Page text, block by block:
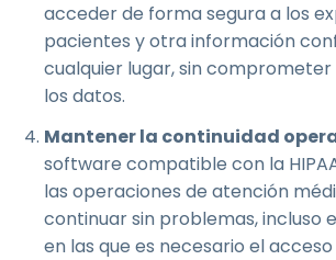
acceder de forma segura a los
pacientes y otra información
cualquier lugar, sin comprometer
los datos.
Mantener la continuidad
software compatible con la
las operaciones de atención
continuar sin problemas, incluso
en las que es necesario el